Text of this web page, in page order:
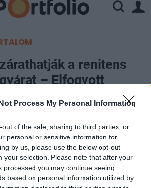
Process My Personal Information
out of the sale, sharing to third parties, or
personal or sensitive information for
by us, please use the below opt-out
your selection. Please note that after your
processed you may continue seeing
based on personal information utilized by
a renitens
– Elfogyott
kezdeményezi a
SEMCORP gyár
leállítását, és felszólítja a